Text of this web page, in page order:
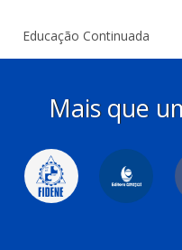
Educação Continuada
Mais que